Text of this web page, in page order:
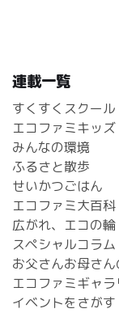
連載一覧
すくすくスクール
エコファミキッズ
みんなの環境
ふるさと散歩
せいかつごはん
エコファミ大百科
広がれ、エコの
スペシャルコラム
お父さんお母さ
エコファミギャラ
イベントをさがす